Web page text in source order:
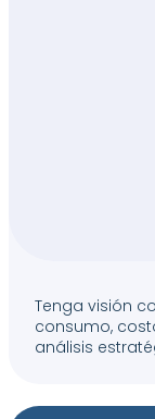
Tenga visión
consumo,
análisis